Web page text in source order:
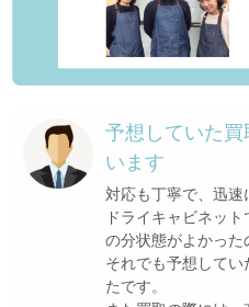
予想していた
います
対応も丁寧で、迅速
ドライキャビネッ
の分状態がよかった
それでも予想してい
たです。